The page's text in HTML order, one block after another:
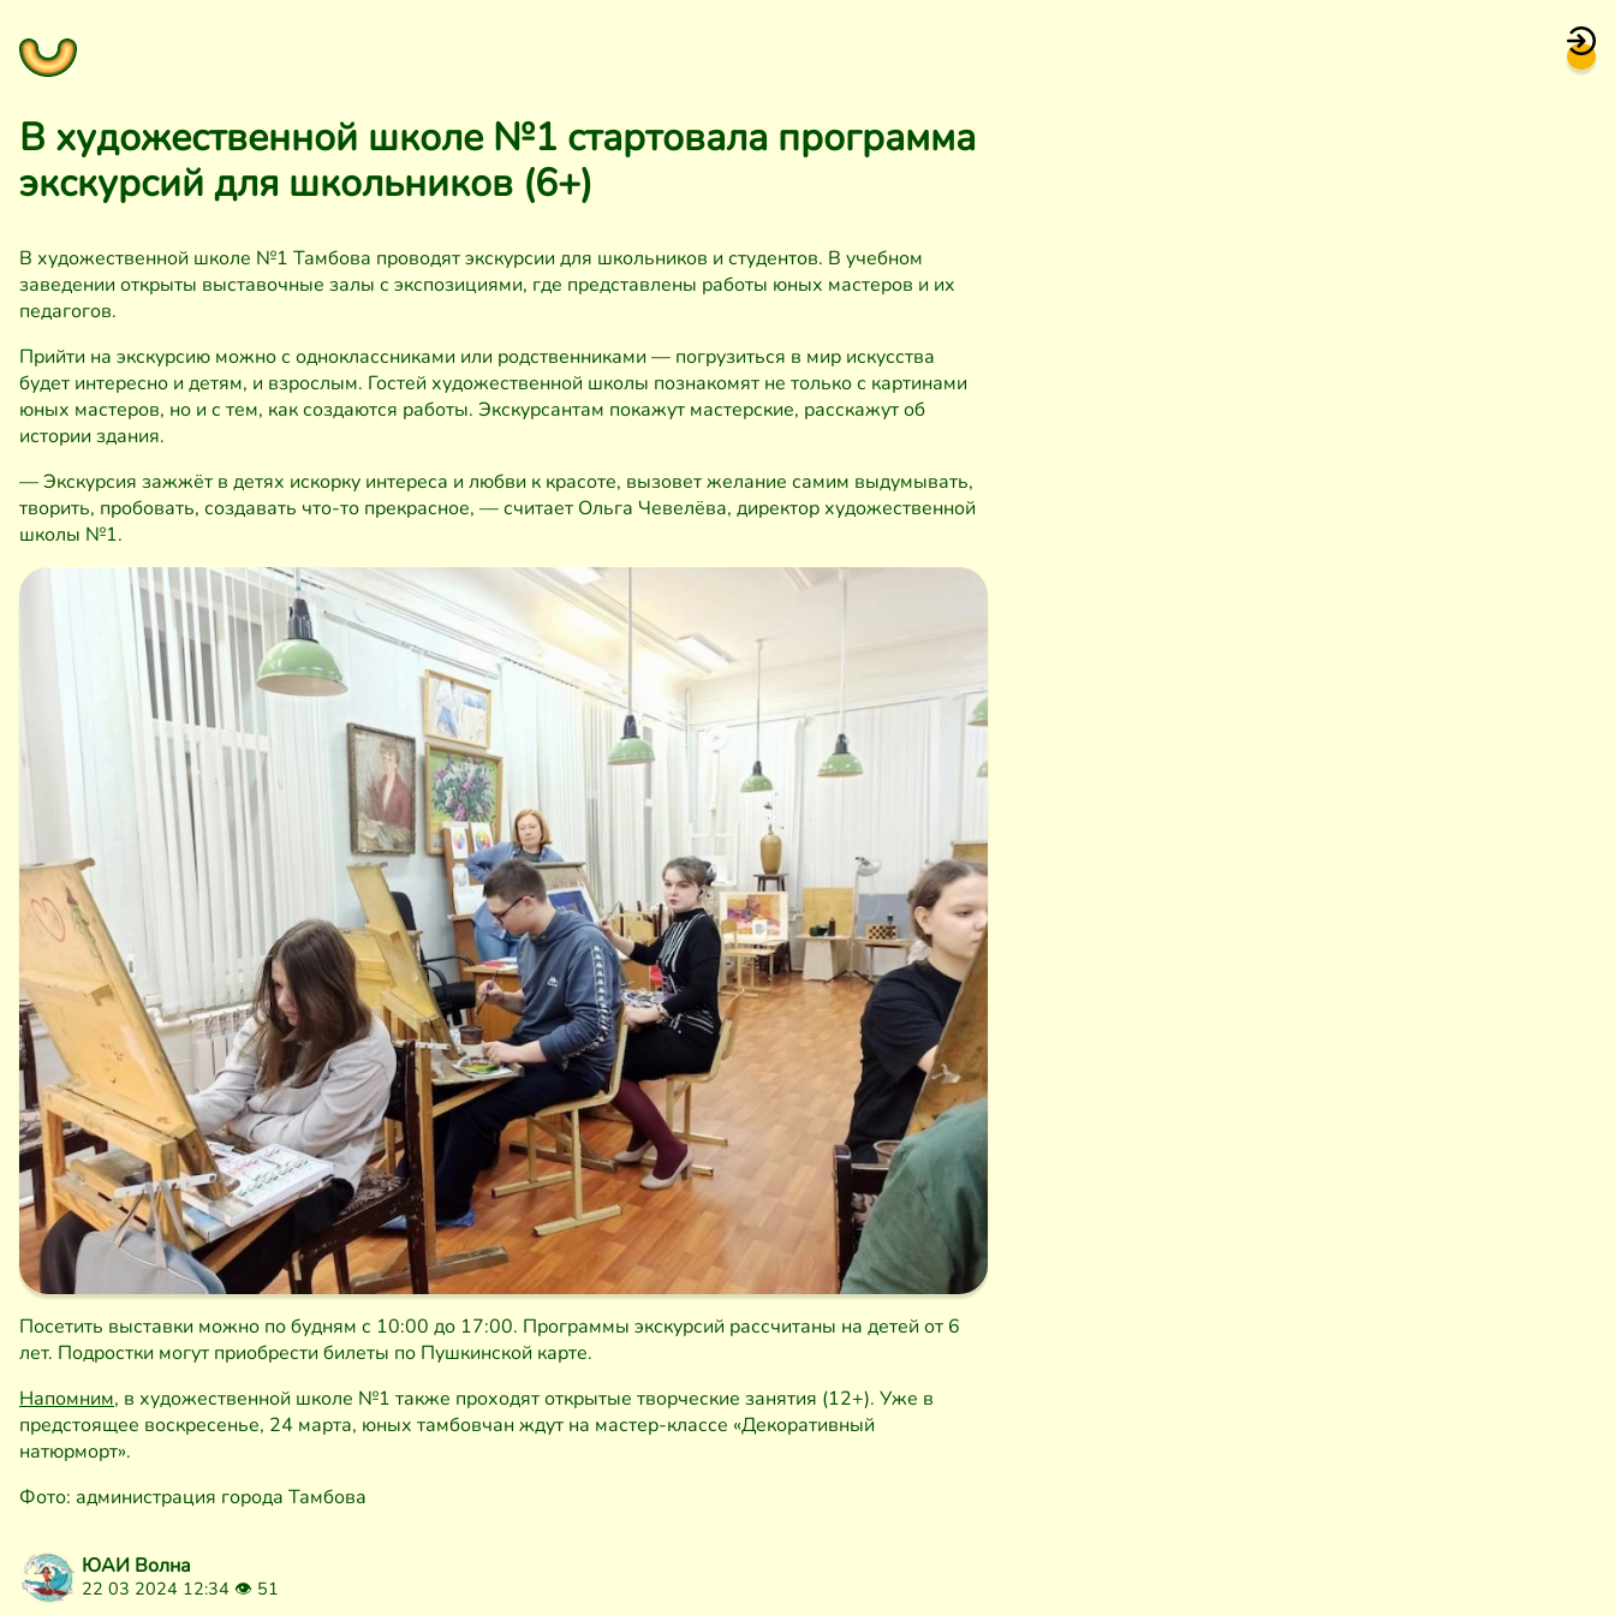
В художественной школе №1 стартовала программа
экскурсий для школьников (6+)
В художественной школе №1 Тамбова проводят экскурсии для школьников и студентов. В учебном
заведении открыты выставочные залы с экспозициями, где представлены работы юных мастеров и их
педагогов.
Прийти на экскурсию можно с одноклассниками или родственниками — погрузиться в мир искусства
будет интересно и детям, и взрослым. Гостей художественной школы познакомят не только с картинами
юных мастеров, но и с тем, как создаются работы. Экскурсантам покажут мастерские, расскажут об
истории здания.
— Экскурсия зажжёт в детях искорку интереса и любви к красоте, вызовет желание самим выдумывать,
творить, пробовать, создавать что-то прекрасное, — считает Ольга Чевелёва, директор художественной
школы №1.
Посетить выставки можно по будням с 10:00 до 17:00. Программы экскурсий рассчитаны на детей от 6
лет. Подростки могут приобрести билеты по Пушкинской карте.
Напомним, в художественной школе №1 также проходят открытые творческие занятия (12+). Уже в
предстоящее воскресенье, 24 марта, юных тамбовчан ждут на мастер-классе «Декоративный
натюрморт».
Фото: администрация города Тамбова
ЮАИ Волна
22 03 2024 12:34 👁 51